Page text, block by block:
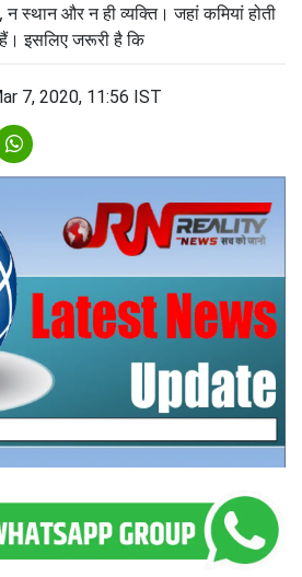
स्थान और न ही व्यक्ति। जहां कमियां होती
इसलिए जरूरी है कि
7, 2020, 11:56 IST